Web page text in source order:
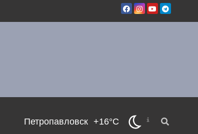
Петропавловск +16°C